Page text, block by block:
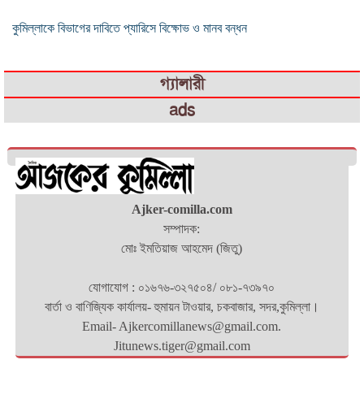
কুমিল্লাকে বিভাগের দাবিতে প্যারিসে বিক্ষোভ ও মানব বন্ধন
গ্যালারী
ads
Ajker-comilla.com
সম্পাদক:
মোঃ ইমতিয়াজ আহমেদ (জিতু)
যোগাযোগ : ০১৬৭৬-৩২৭৫০৪/ ০৮১-৭৩৯৭০
বার্তা ও বাণিজ্যিক কার্যালয়- হুমায়ন টাওয়ার, চকবাজার, সদর,কুমিল্লা।
Email- Ajkercomillanews@gmail.com.
Jitunews.tiger@gmail.com